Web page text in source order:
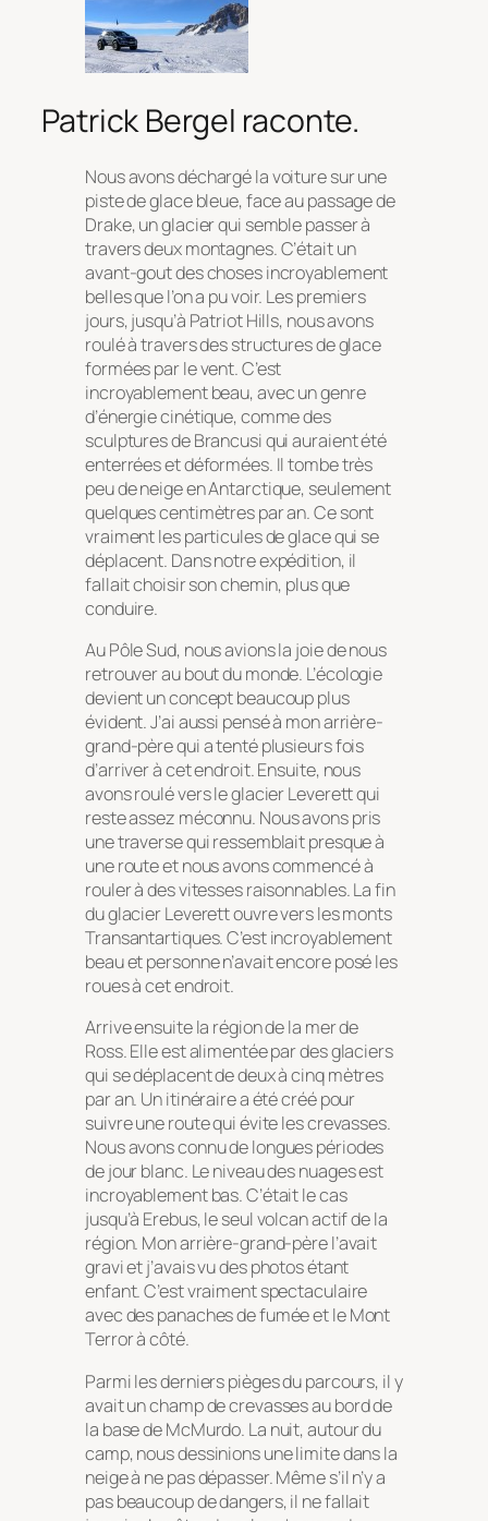
Patrick Bergel raconte.
Nous avons déchargé la voiture sur une
piste de glace bleue, face au passage de
Drake, un glacier qui semble passer à
travers deux montagnes. C’était un
avant-gout des choses incroyablement
belles que l’on a pu voir. Les premiers
jours, jusqu’à Patriot Hills, nous avons
roulé à travers des structures de glace
formées par le vent. C’est
incroyablement beau, avec un genre
d’énergie cinétique, comme des
sculptures de Brancusi qui auraient été
enterrées et déformées. Il tombe très
peu de neige en Antarctique, seulement
quelques centimètres par an. Ce sont
vraiment les particules de glace qui se
déplacent. Dans notre expédition, il
fallait choisir son chemin, plus que
conduire.
Au Pôle Sud, nous avions la joie de nous
retrouver au bout du monde. L’écologie
devient un concept beaucoup plus
évident. J’ai aussi pensé à mon arrière-
grand-père qui a tenté plusieurs fois
d’arriver à cet endroit. Ensuite, nous
avons roulé vers le glacier Leverett qui
reste assez méconnu. Nous avons pris
une traverse qui ressemblait presque à
une route et nous avons commencé à
rouler à des vitesses raisonnables. La fin
du glacier Leverett ouvre vers les monts
Transantartiques. C’est incroyablement
beau et personne n’avait encore posé les
roues à cet endroit.
Arrive ensuite la région de la mer de
Ross. Elle est alimentée par des glaciers
qui se déplacent de deux à cinq mètres
par an. Un itinéraire a été créé pour
suivre une route qui évite les crevasses.
Nous avons connu de longues périodes
de jour blanc. Le niveau des nuages est
incroyablement bas. C’était le cas
jusqu’à Erebus, le seul volcan actif de la
région. Mon arrière-grand-père l’avait
gravi et j’avais vu des photos étant
enfant. C’est vraiment spectaculaire
avec des panaches de fumée et le Mont
Terror à côté.
Parmi les derniers pièges du parcours, il y
avait un champ de crevasses au bord de
la base de McMurdo. La nuit, autour du
camp, nous dessinions une limite dans la
neige à ne pas dépasser. Même s’il n’y a
pas beaucoup de dangers, il ne fallait